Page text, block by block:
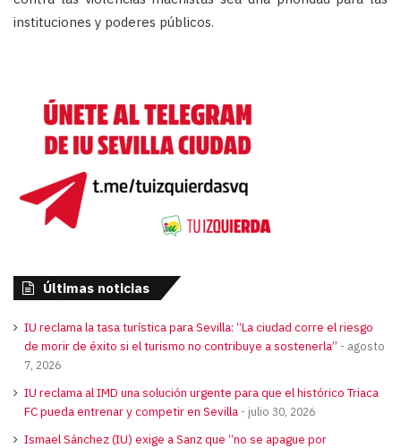
instituciones y poderes públicos.
Últimas noticias
IU reclama la tasa turística para Sevilla: “La ciudad corre el riesgo
de morir de éxito si el turismo no contribuye a sostenerla”
agosto
7, 2026
IU reclama al IMD una solución urgente para que el histórico Triaca
FC pueda entrenar y competir en Sevilla
julio 30, 2026
Ismael Sánchez (IU) exige a Sanz que “no se apague por